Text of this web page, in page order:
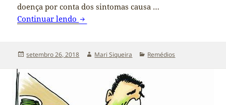
doença por conta dos sintomas causa …
Continuar lendo Remédio para Bronquite infantil para
Publicado
setembro 26, 2018 Autor
Mari Siqueira Categorias
Remédios